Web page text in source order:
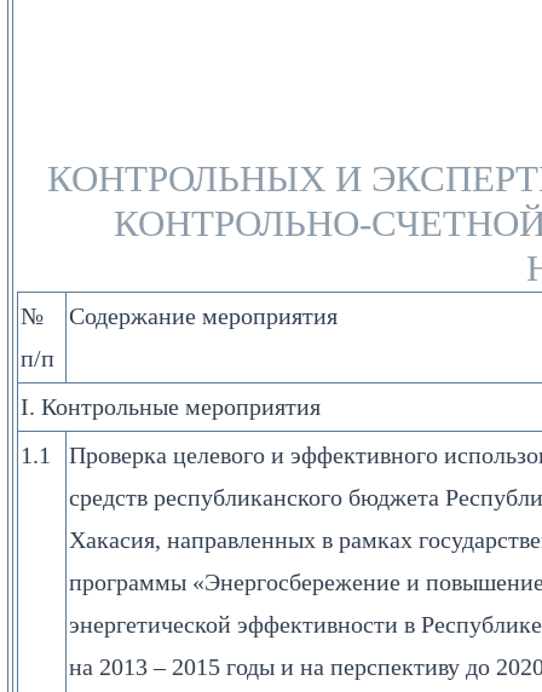
КОНТРОЛЬНЫХ И
КОНТРОЛЬНО-
№
п/п
Содержание мероприятия
I. Контрольные мероприятия
1.1
Проверка целевого и эффективного
средств республиканского бюджета
Хакасия, направленных в рамках
программы «Энергосбережение и
энергетической эффективности в
на 2013 – 2015 годы и на перспективу до